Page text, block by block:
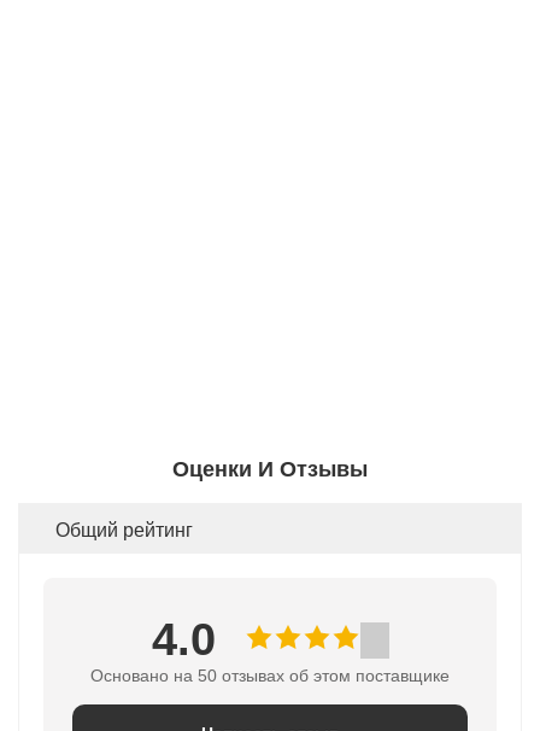
Оценки И Отзывы
Общий рейтинг
4.0
Основано на 50 отзывах об этом поставщике